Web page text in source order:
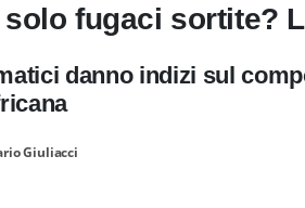
fugaci sortite?
danno indizi sul
Giuliacci